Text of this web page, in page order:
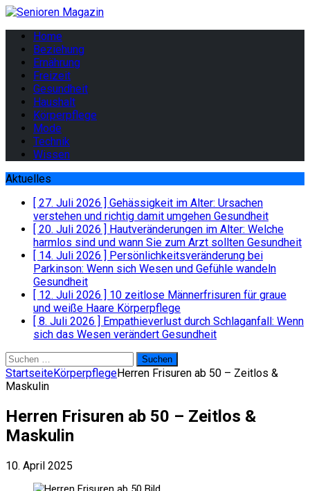
Home
Beziehung
Ernährung
Freizeit
Gesundheit
Haushalt
Körperpflege
Mode
Technik
Wissen
Aktuelles
[ 27. Juli 2026 ] Gehässigkeit im Alter: Ursachen
verstehen und richtig damit umgehen Gesundheit
[ 20. Juli 2026 ] Hautveränderungen im Alter: Welche
harmlos sind und wann Sie zum Arzt sollten Gesundheit
[ 14. Juli 2026 ] Persönlichkeitsveränderung bei
Parkinson: Wenn sich Wesen und Gefühle wandeln
Gesundheit
[ 12. Juli 2026 ] 10 zeitlose Männerfrisuren für graue
und weiße Haare Körperpflege
[ 8. Juli 2026 ] Empathieverlust durch Schlaganfall: Wenn
sich das Wesen verändert Gesundheit
Suchen
nach:
StartseiteKörperpflegeHerren Frisuren ab 50 – Zeitlos &
Maskulin
Herren Frisuren ab 50 – Zeitlos &
Maskulin
10. April 2025